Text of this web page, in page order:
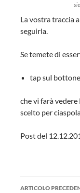
La vostra traccia
seguirla.
Se temete di
tap sul
che vi farà
scelto per
Post del
ARTICOLO